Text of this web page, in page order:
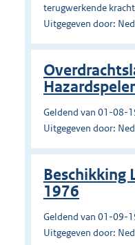
terugwerkende
Uitgegeven door:
Geldend van 01-08-
Uitgegeven door:
Beschikking
1976
Geldend van 01-09-
Uitgegeven door: